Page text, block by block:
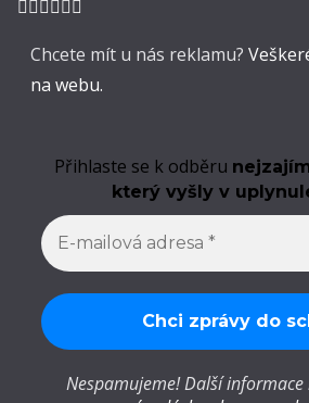
Chcete mít u nás reklamu?
na webu.
Přihlaste se k odběru
který vyšly v
Nespamujeme! Další informace